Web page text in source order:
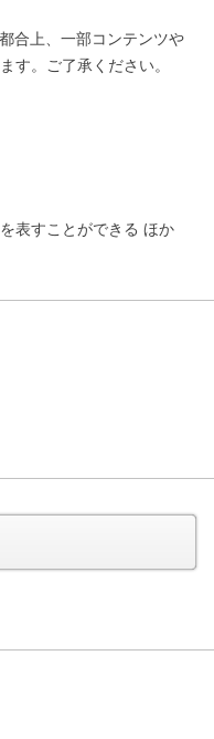
合上、一部コンテンツや
す。ご了承ください。
表すことができる ほか